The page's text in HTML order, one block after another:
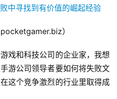
）
戏和科技公司的企业家，我想
游公司领导者要如何将失败文
这个竞争激烈的行业里取得成